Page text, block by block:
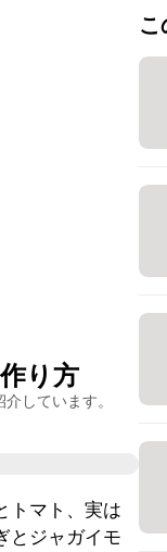
り方
しています。
トマト、実は
とジャガイモ